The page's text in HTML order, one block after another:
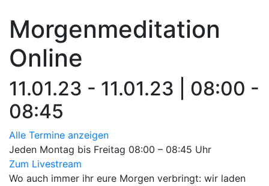
Morgenmeditation
Online
11.01.23 - 11.01.23 | 08:00 -
08:45
Alle Termine anzeigen
Jeden Montag bis Freitag 08:00 – 08:45 Uhr
Zum Livestream
Wo auch immer ihr eure Morgen verbringt: wir laden